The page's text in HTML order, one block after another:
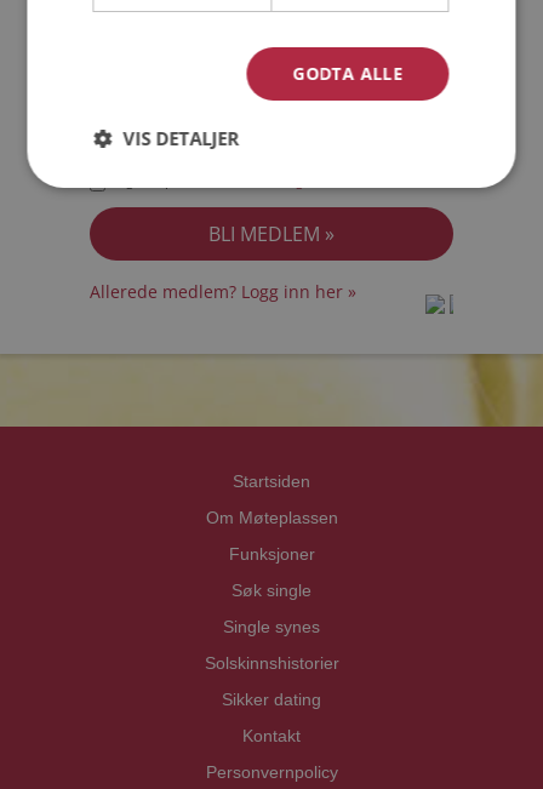
Jeg akseptererMedlemsvilkårene
Allerede medlem? Logg inn her »
Startsiden
Om Møteplassen
Funksjoner
Søk single
Single synes
Solskinnshistorier
Sikker dating
Kontakt
Personvernpolicy
GODTA ALLE
VIS DETALJER